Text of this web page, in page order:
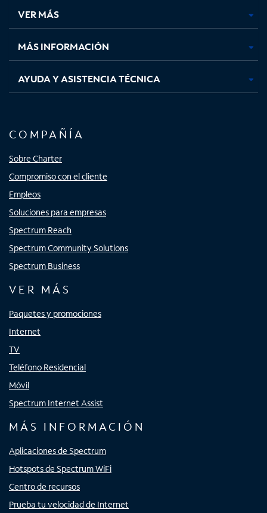
pestaña
nueva
pestaña
nueva
pestaña
nuevanueva
VER MÁS
MÁS INFORMACIÓN
AYUDA Y ASISTENCIA TÉCNICA
COMPAÑÍA
Sobre Charter
Compromiso con el cliente
Empleos
Soluciones para empresas
Spectrum Reach
Spectrum Community Solutions
Spectrum Business
VER MÁS
Paquetes y promociones
Internet
TV
Teléfono Residencial
Móvil
Spectrum Internet Assist
MÁS INFORMACIÓN
Aplicaciones de Spectrum
Hotspots de Spectrum WiFi
Centro de recursos
Prueba tu velocidad de Internet